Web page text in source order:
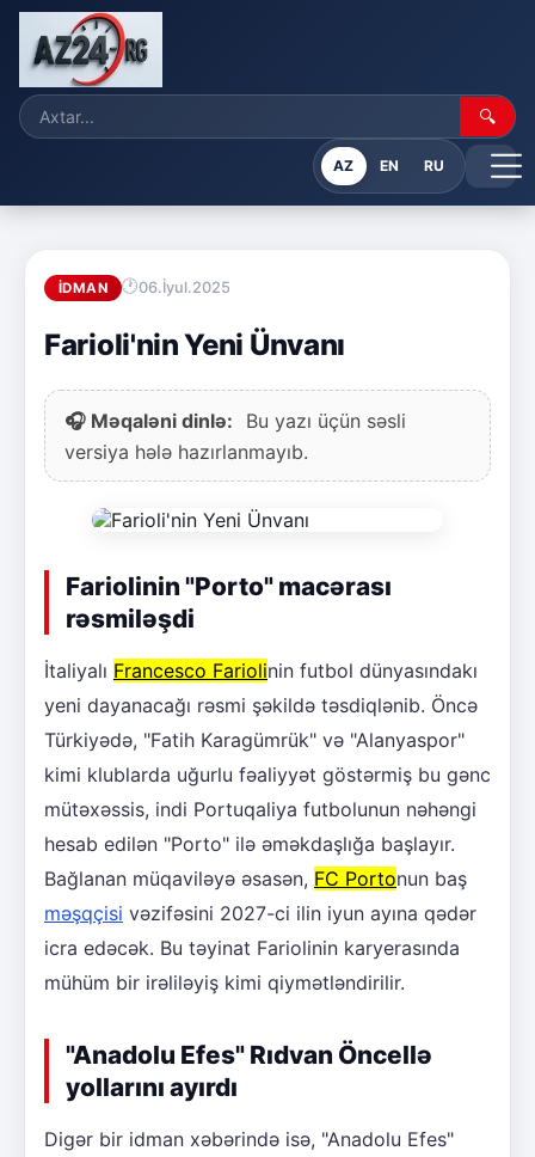
🔍
AZ EN RU
İDMAN 06.İyul.2025
Farioli'nin Yeni Ünvanı
🎧 Məqaləni dinlə:
Bu yazı üçün səsli
versiya hələ hazırlanmayıb.
Fariolinin "Porto" macərası
rəsmiləşdi
İtaliyalı Francesco Fariolinin futbol dünyasındakı
yeni dayanacağı rəsmi şəkildə təsdiqlənib. Öncə
Türkiyədə, "Fatih Karagümrük" və "Alanyaspor"
kimi klublarda uğurlu fəaliyyət göstərmiş bu gənc
mütəxəssis, indi Portuqaliya futbolunun nəhəngi
hesab edilən "Porto" ilə əməkdaşlığa başlayır.
Bağlanan müqaviləyə əsasən, FC Portonun baş
məşqçisi vəzifəsini 2027-ci ilin iyun ayına qədər
icra edəcək. Bu təyinat Fariolinin karyerasında
mühüm bir irəliləyiş kimi qiymətləndirilir.
"Anadolu Efes" Rıdvan Öncellə
yollarını ayırdı
Digər bir idman xəbərində isə, "Anadolu Efes"